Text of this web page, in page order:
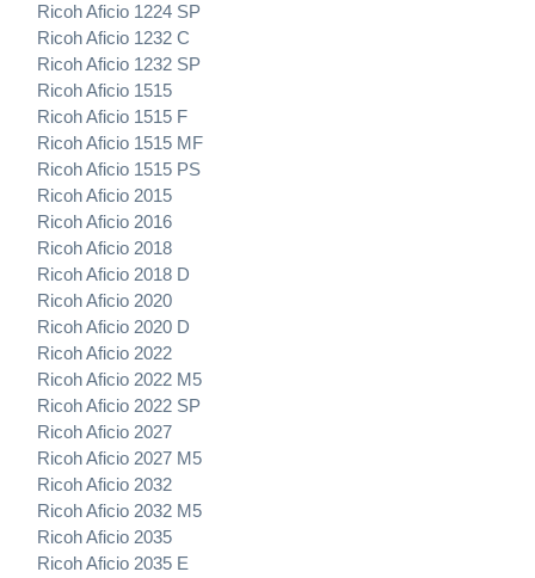
Ricoh Aficio 1224 SP
Ricoh Aficio 1232 C
Ricoh Aficio 1232 SP
Ricoh Aficio 1515
Ricoh Aficio 1515 F
Ricoh Aficio 1515 MF
Ricoh Aficio 1515 PS
Ricoh Aficio 2015
Ricoh Aficio 2016
Ricoh Aficio 2018
Ricoh Aficio 2018 D
Ricoh Aficio 2020
Ricoh Aficio 2020 D
Ricoh Aficio 2022
Ricoh Aficio 2022 M5
Ricoh Aficio 2022 SP
Ricoh Aficio 2027
Ricoh Aficio 2027 M5
Ricoh Aficio 2032
Ricoh Aficio 2032 M5
Ricoh Aficio 2035
Ricoh Aficio 2035 E